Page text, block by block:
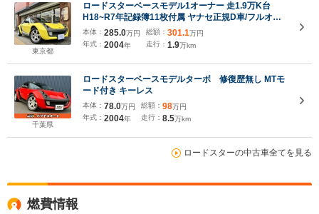
東京都
ロードスターベースモデル1オーナー 走1.9万K台
H18~R7年記録簿11枚付属 ヤナセ正規D車/フルオリ
ジナル 純正OP黒革コンビシート(ヒーター付) 電動キ
ャンバスTOP&左右脱着式ルーフフレーム/専用15AW/
純正オーディオ/ロゴFマット/ETC/キーレス
本体： 285.0万円
年式： 2004年
総額： 301.1万円
走行： 1.9万km
千葉県
ロードスターベースモデルターボ 修復歴無し MTモ
ード付き キーレス
本体： 78.0万円
年式： 2004年
総額： 98万円
走行： 8.5万km
ロードスターの中古車全てを見る
燃費情報